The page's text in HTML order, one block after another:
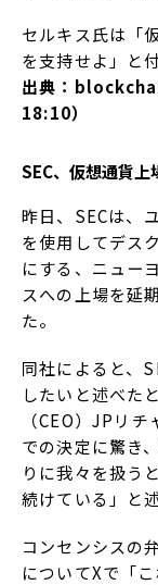
セルキス氏は「
を支持せよ」と
出典：
18:10）
SEC、仮想通貨上
昨日、SECは、
を使用してデス
にする、ニュー
スへの上場を延
た。
同社によると、
したいと述べた
（CEO）JPリ
での決定に驚き
りに我々を扱う
続けている」と
コンセンシスの
についてXで「